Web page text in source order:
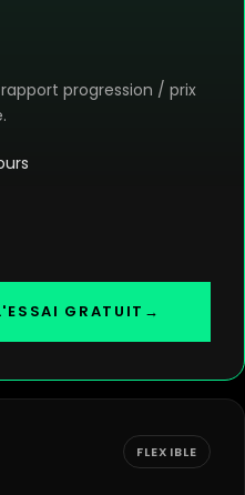
progression / prix
GRATUIT →
FLEXIBLE